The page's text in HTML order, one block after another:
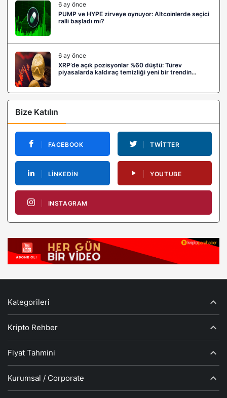
6 ay önce
PUMP ve HYPE zirveye oynuyor: Altcoinlerde seçici
ralli başladı mı?
6 ay önce
XRP’de açık pozisyonlar %60 düştü: Türev
piyasalarda kaldıraç temizliği yeni bir trendin
Bize Katılın
FACEBOOK TWITTER
LINKEDIN YOUTUBE
INSTAGRAM
Kategorileri
Kripto Rehber
Fiyat Tahmini
Kurumsal / Corporate